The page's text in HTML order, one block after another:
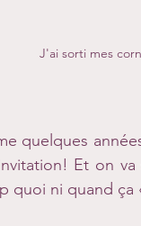
J'ai sorti mes
quelques
Et on
quoi ni quand ça